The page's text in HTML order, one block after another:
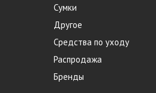
Сумки
Другое
Средства по уходу
Распродажа
Бренды